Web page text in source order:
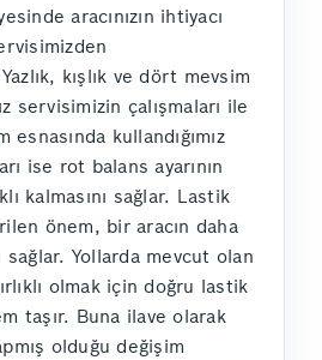
aracınızın ihtiyacı
kışlık ve dört mevsim
servisimizin çalışmaları ile
esnasında kullandığımız
ise rot balans ayarının
kalmasını sağlar. Lastik
önem, bir aracın daha
sağlar. Yollarda mevcut olan
olmak için doğru lastik
taşır. Buna ilave olarak
olduğu değişim